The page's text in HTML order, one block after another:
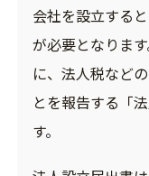
会社を設立する
が必要となりま
に、法人税など
とを報告する「
す。